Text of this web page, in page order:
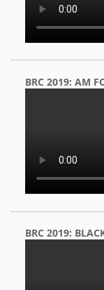
BRC 2019: AM
BRC 2019: